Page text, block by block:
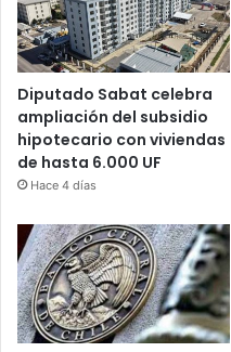
Diputado Sabat celebra
ampliación del subsidio
hipotecario con viviendas
de hasta 6.000 UF
Hace 4 días